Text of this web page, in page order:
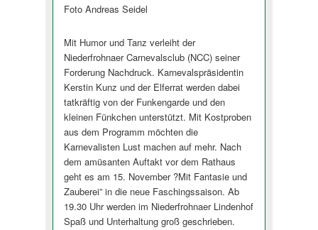
Foto Andreas Seidel
Mit Humor und Tanz verleiht der
Niederfrohnaer Carnevalsclub (NCC) seiner
Forderung Nachdruck. Karnevalspräsidentin
Kerstin Kunz und der Elferrat werden dabei
tatkräftig von der Funkengarde und den
kleinen Fünkchen unterstützt. Mit Kostproben
aus dem Programm möchten die
Karnevalisten Lust machen auf mehr. Nach
dem amüsanten Auftakt vor dem Rathaus
geht es am 15. November ?Mit Fantasie und
Zauberei” in die neue Faschingssaison. Ab
19.30 Uhr werden im Niederfrohnaer Lindenhof
Spaß und Unterhaltung groß geschrieben.